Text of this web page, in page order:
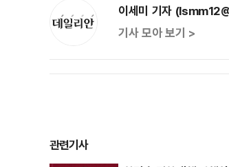
이세미 기자
기사 모아 보기 >
관련기사